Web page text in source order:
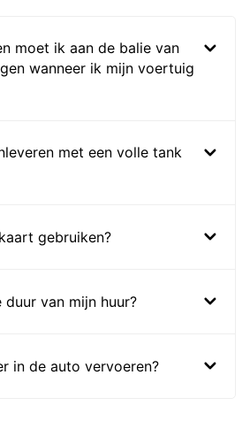
moet ik aan de balie van
wanneer ik mijn voertuig
met een volle tank
gebruiken?
van mijn huur?
in de auto vervoeren?